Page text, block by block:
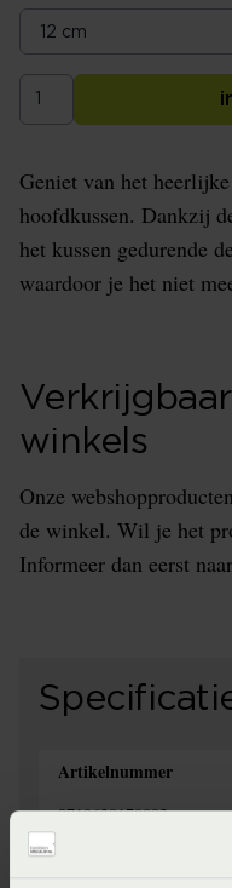
Geniet van het
hoofdkussen. Dankzij
het kussen gedurende
waardoor je het niet
winkels
Onze
de winkel. Wil je het
Informeer dan eerst
Artikelnummer
8719638170093